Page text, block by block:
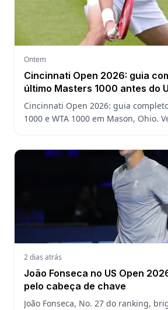
Ontem
Cincinnati Open 2026: guia
último Masters 1000 antes do
Cincinnati Open 2026: guia
1000 e WTA 1000 em Mason, Ohio.
2 dias atrás
João Fonseca no US Open
pelo cabeça de chave
João Fonseca, No. 27 do ranking,